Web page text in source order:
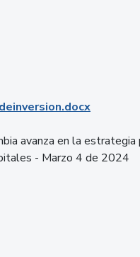
avanza en la estrategia
- Marzo 4 de 2024